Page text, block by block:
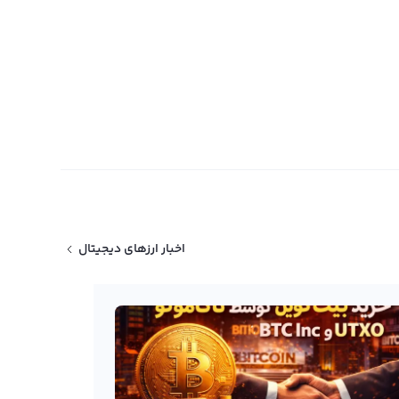
اخبار ارزهای دیجیتال